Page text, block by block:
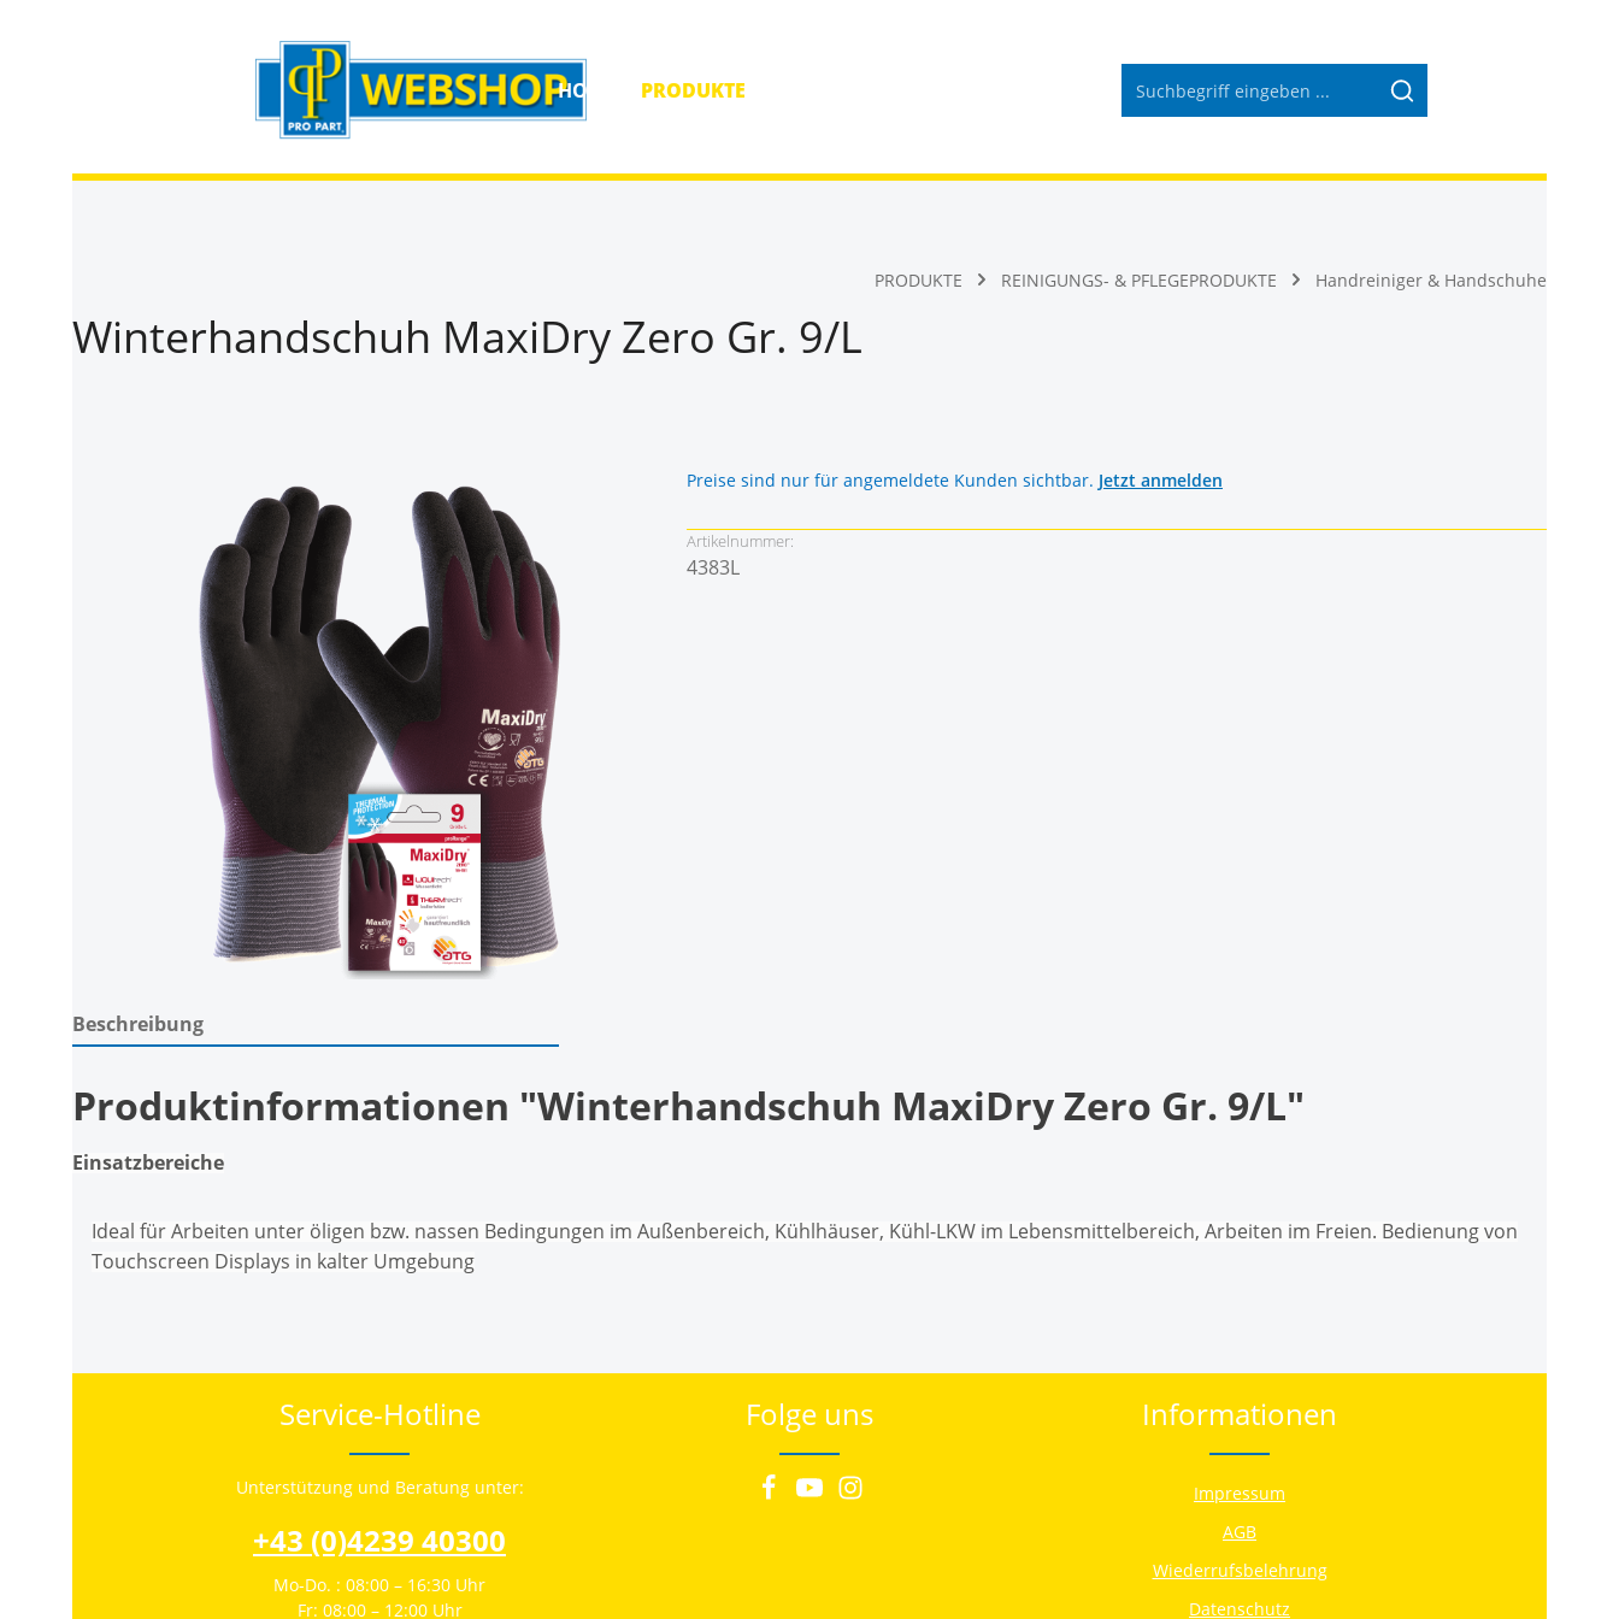
HOME PRODUKTE
PRODUKTE REINIGUNGS- & PFLEGEPRODUKTE Handreiniger & Handschuhe
Winterhandschuh MaxiDry Zero Gr. 9/L
Preise sind nur für angemeldete Kunden sichtbar. Jetzt anmelden
Artikelnummer:
4383L
Beschreibung
Produktinformationen "Winterhandschuh MaxiDry Zero Gr. 9/L"
Einsatzbereiche
Ideal für Arbeiten unter öligen bzw. nassen Bedingungen im Außenbereich, Kühlhäuser, Kühl-LKW im Lebensmittelbereich, Arbeiten im Freien. Bedienung von
Touchscreen Displays in kalter Umgebung
Service-Hotline
Unterstützung und Beratung unter:
+43 (0)4239 40300
Mo-Do. : 08:00 – 16:30 Uhr
Fr: 08:00 – 12:00 Uhr
Folge uns Informationen
Impressum
AGB
Wiederrufsbelehrung
Datenschutz